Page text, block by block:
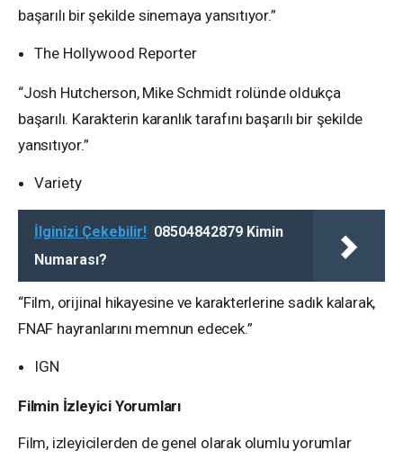
başarılı bir şekilde sinemaya yansıtıyor.”
The Hollywood Reporter
“Josh Hutcherson, Mike Schmidt rolünde oldukça
başarılı. Karakterin karanlık tarafını başarılı bir şekilde
yansıtıyor.”
Variety
İlginizi Çekebilir! 08504842879 Kimin
Numarası?
“Film, orijinal hikayesine ve karakterlerine sadık kalarak,
FNAF hayranlarını memnun edecek.”
IGN
Filmin İzleyici Yorumları
Film, izleyicilerden de genel olarak olumlu yorumlar